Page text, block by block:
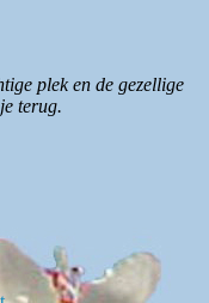
plek en de gezellige
terug.